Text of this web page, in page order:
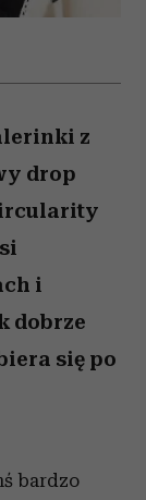
z
drop
i
dobrze
się po
bardzo